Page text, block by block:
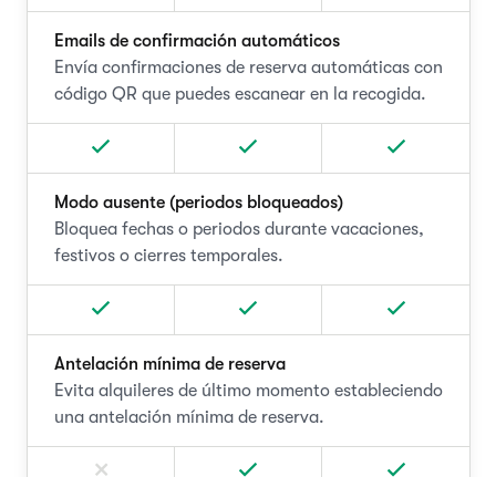
Emails de confirmación automáticos
Envía confirmaciones de reserva automáticas con
código QR que puedes escanear en la recogida.
Modo ausente (periodos bloqueados)
Bloquea fechas o periodos durante vacaciones,
festivos o cierres temporales.
Antelación mínima de reserva
Evita alquileres de último momento estableciendo
una antelación mínima de reserva.